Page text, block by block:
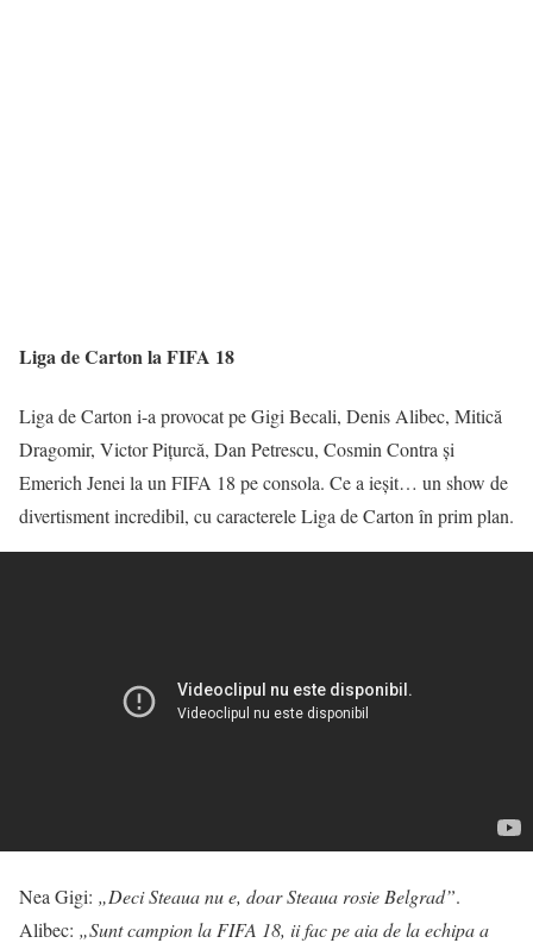
Liga de Carton la FIFA 18
Liga de Carton i-a provocat pe Gigi Becali, Denis Alibec, Mitică
Dragomir, Victor Pițurcă, Dan Petrescu, Cosmin Contra și
Emerich Jenei la un FIFA 18 pe consola. Ce a ieșit… un show de
divertisment incredibil, cu caracterele Liga de Carton în prim plan.
Nea Gigi: „Deci Steaua nu e, doar Steaua rosie Belgrad”.
Alibec: „Sunt campion la FIFA 18, ii fac pe aia de la echipa a